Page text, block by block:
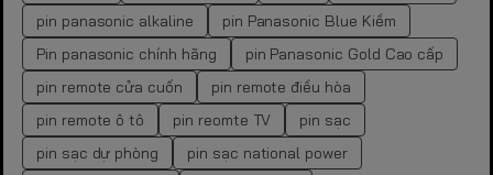
pin panasonic alkaline
pin Panasonic Blue Kiềm
Pin panasonic chính hãng
pin Panasonic Gold Cao cấp
pin remote cửa cuốn
pin remote điều hòa
pin remote ô tô
pin reomte TV
pin sạc
pin sạc dự phòng
pin sạc national power